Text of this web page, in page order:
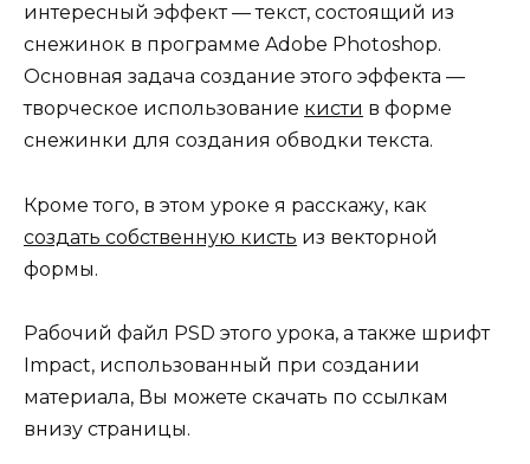
интересный эффект — текст, состоящий из
снежинок в программе Adobe Photoshop.
Основная задача создание этого эффекта —
творческое использование кисти в форме
снежинки для создания обводки текста.
Кроме того, в этом уроке я расскажу, как
создать собственную кисть из векторной
формы.
Рабочий файл PSD этого урока, а также шрифт
Impact, использованный при создании
материала, Вы можете скачать по ссылкам
внизу страницы.